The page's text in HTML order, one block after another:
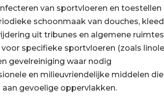
van sportvloeren en toestellen
schoonmaak van douches,
uit tribunes en algemene ruimtes
specifieke sportvloeren (zoals
gevelreiniging waar nodig
en milieuvriendelijke middelen
gevoelige oppervlakken.